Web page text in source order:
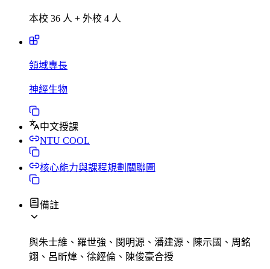
本校 36 人 + 外校 4 人
領域專長
神經生物
中文授課
NTU COOL
核心能力與課程規劃關聯圖
備註
與朱士維、羅世強、閔明源、潘建源、陳示國、周銘
翊、呂昕煒、徐經倫、陳俊豪合授